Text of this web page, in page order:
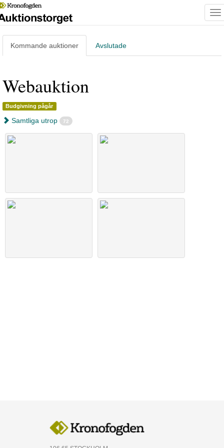
Kommande auktioner Avslutade
Webauktion
Budgivning pågår
Samtliga utrop 72